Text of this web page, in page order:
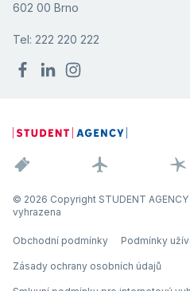
602 00 Brno
Tel: 222 220 222
© 2026 Copyright STUDENT
vyhrazena
Obchodní podmínky Podmínky
Zásady ochrany osobních údajů